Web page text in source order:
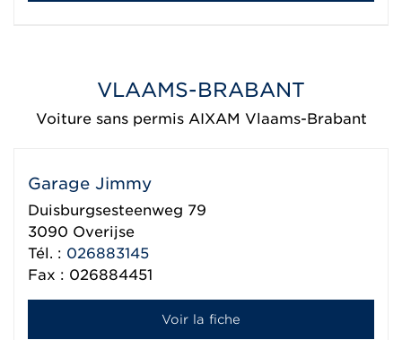
VLAAMS-BRABANT
Voiture sans permis AIXAM Vlaams-Brabant
Garage Jimmy
Duisburgsesteenweg 79
3090 Overijse
Tél. : 026883145
Fax : 026884451
Voir la fiche